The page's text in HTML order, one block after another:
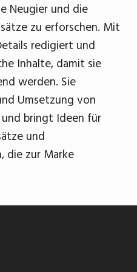
Neugier und die
zu erforschen. Mit
redigiert und
Inhalte, damit sie
werden. Sie
Umsetzung von
und bringt Ideen für
und
die zur Marke